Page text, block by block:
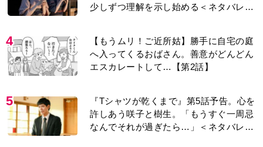
少しずつ理解を示し始める＜ネタバレあ
4
【もうムリ！ご近所姑】勝手に自宅の庭
へ入ってくるおばさん。善意がどんどん
エスカレートして…【第2話】
5
『Tシャツが乾くまで』第5話予告。心を
許しあう咲子と樹生。「もうすぐ一周忌
なんでそれが過ぎたら…」＜ネタバレあ